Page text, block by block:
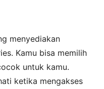
menyediakan
Kamu bisa memilih
untuk kamu.
ketika mengakses